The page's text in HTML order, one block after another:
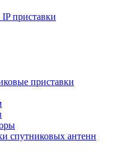
приставки
приставки
спутниковых антенн